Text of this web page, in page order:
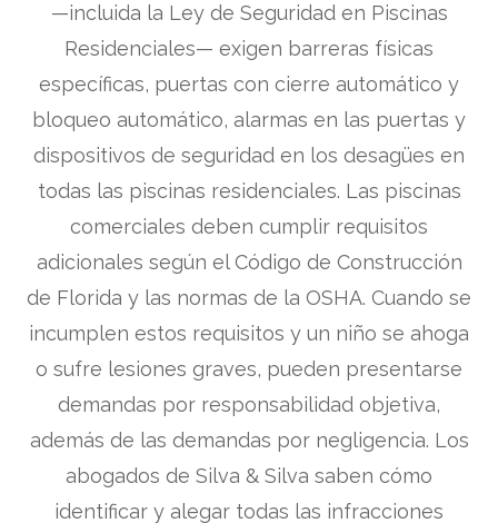
—incluida la Ley de Seguridad en Piscinas
Residenciales— exigen barreras físicas
específicas, puertas con cierre automático y
bloqueo automático, alarmas en las puertas y
dispositivos de seguridad en los desagües en
todas las piscinas residenciales. Las piscinas
comerciales deben cumplir requisitos
adicionales según el Código de Construcción
de Florida y las normas de la OSHA. Cuando se
incumplen estos requisitos y un niño se ahoga
o sufre lesiones graves, pueden presentarse
demandas por responsabilidad objetiva,
además de las demandas por negligencia. Los
abogados de Silva & Silva saben cómo
identificar y alegar todas las infracciones